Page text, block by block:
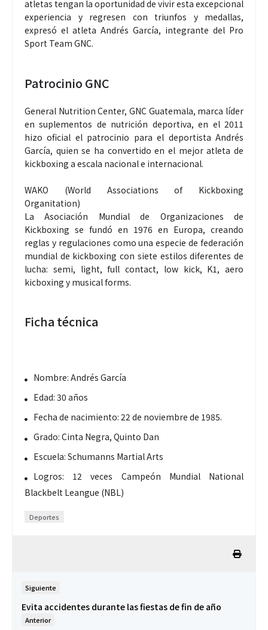
atletas tengan la oportunidad de vivir esta excepcional
experiencia y regresen con triunfos y medallas,
expresó el atleta Andrés García, integrante del Pro
Sport Team GNC.
Patrocinio GNC
General Nutrition Center, GNC Guatemala, marca líder
en suplementos de nutrición deportiva, en el 2011
hizo oficial el patrocinio para el deportista Andrés
García, quien se ha convertido en el mejor atleta de
kickboxing a escala nacional e internacional.
WAKO (World Associations of Kickboxing
Organitation)
La Asociación Mundial de Organizaciones de
Kickboxing se fundó en 1976 en Europa, creando
reglas y regulaciones como una especie de federación
mundial de kickboxing con siete estilos diferentes de
lucha: semi, light, full contact, low kick, K1, aero
kicboxing y musical forms.
Ficha técnica
Nombre: Andrés García
Edad: 30 años
Fecha de nacimiento: 22 de noviembre de 1985.
Grado: Cinta Negra, Quinto Dan
Escuela: Schumanns Martial Arts
Logros: 12 veces Campeón Mundial National
Blackbelt Leangue (NBL)
Deportes
Siguiente
Evita accidentes durante las fiestas de fin de año
Anterior